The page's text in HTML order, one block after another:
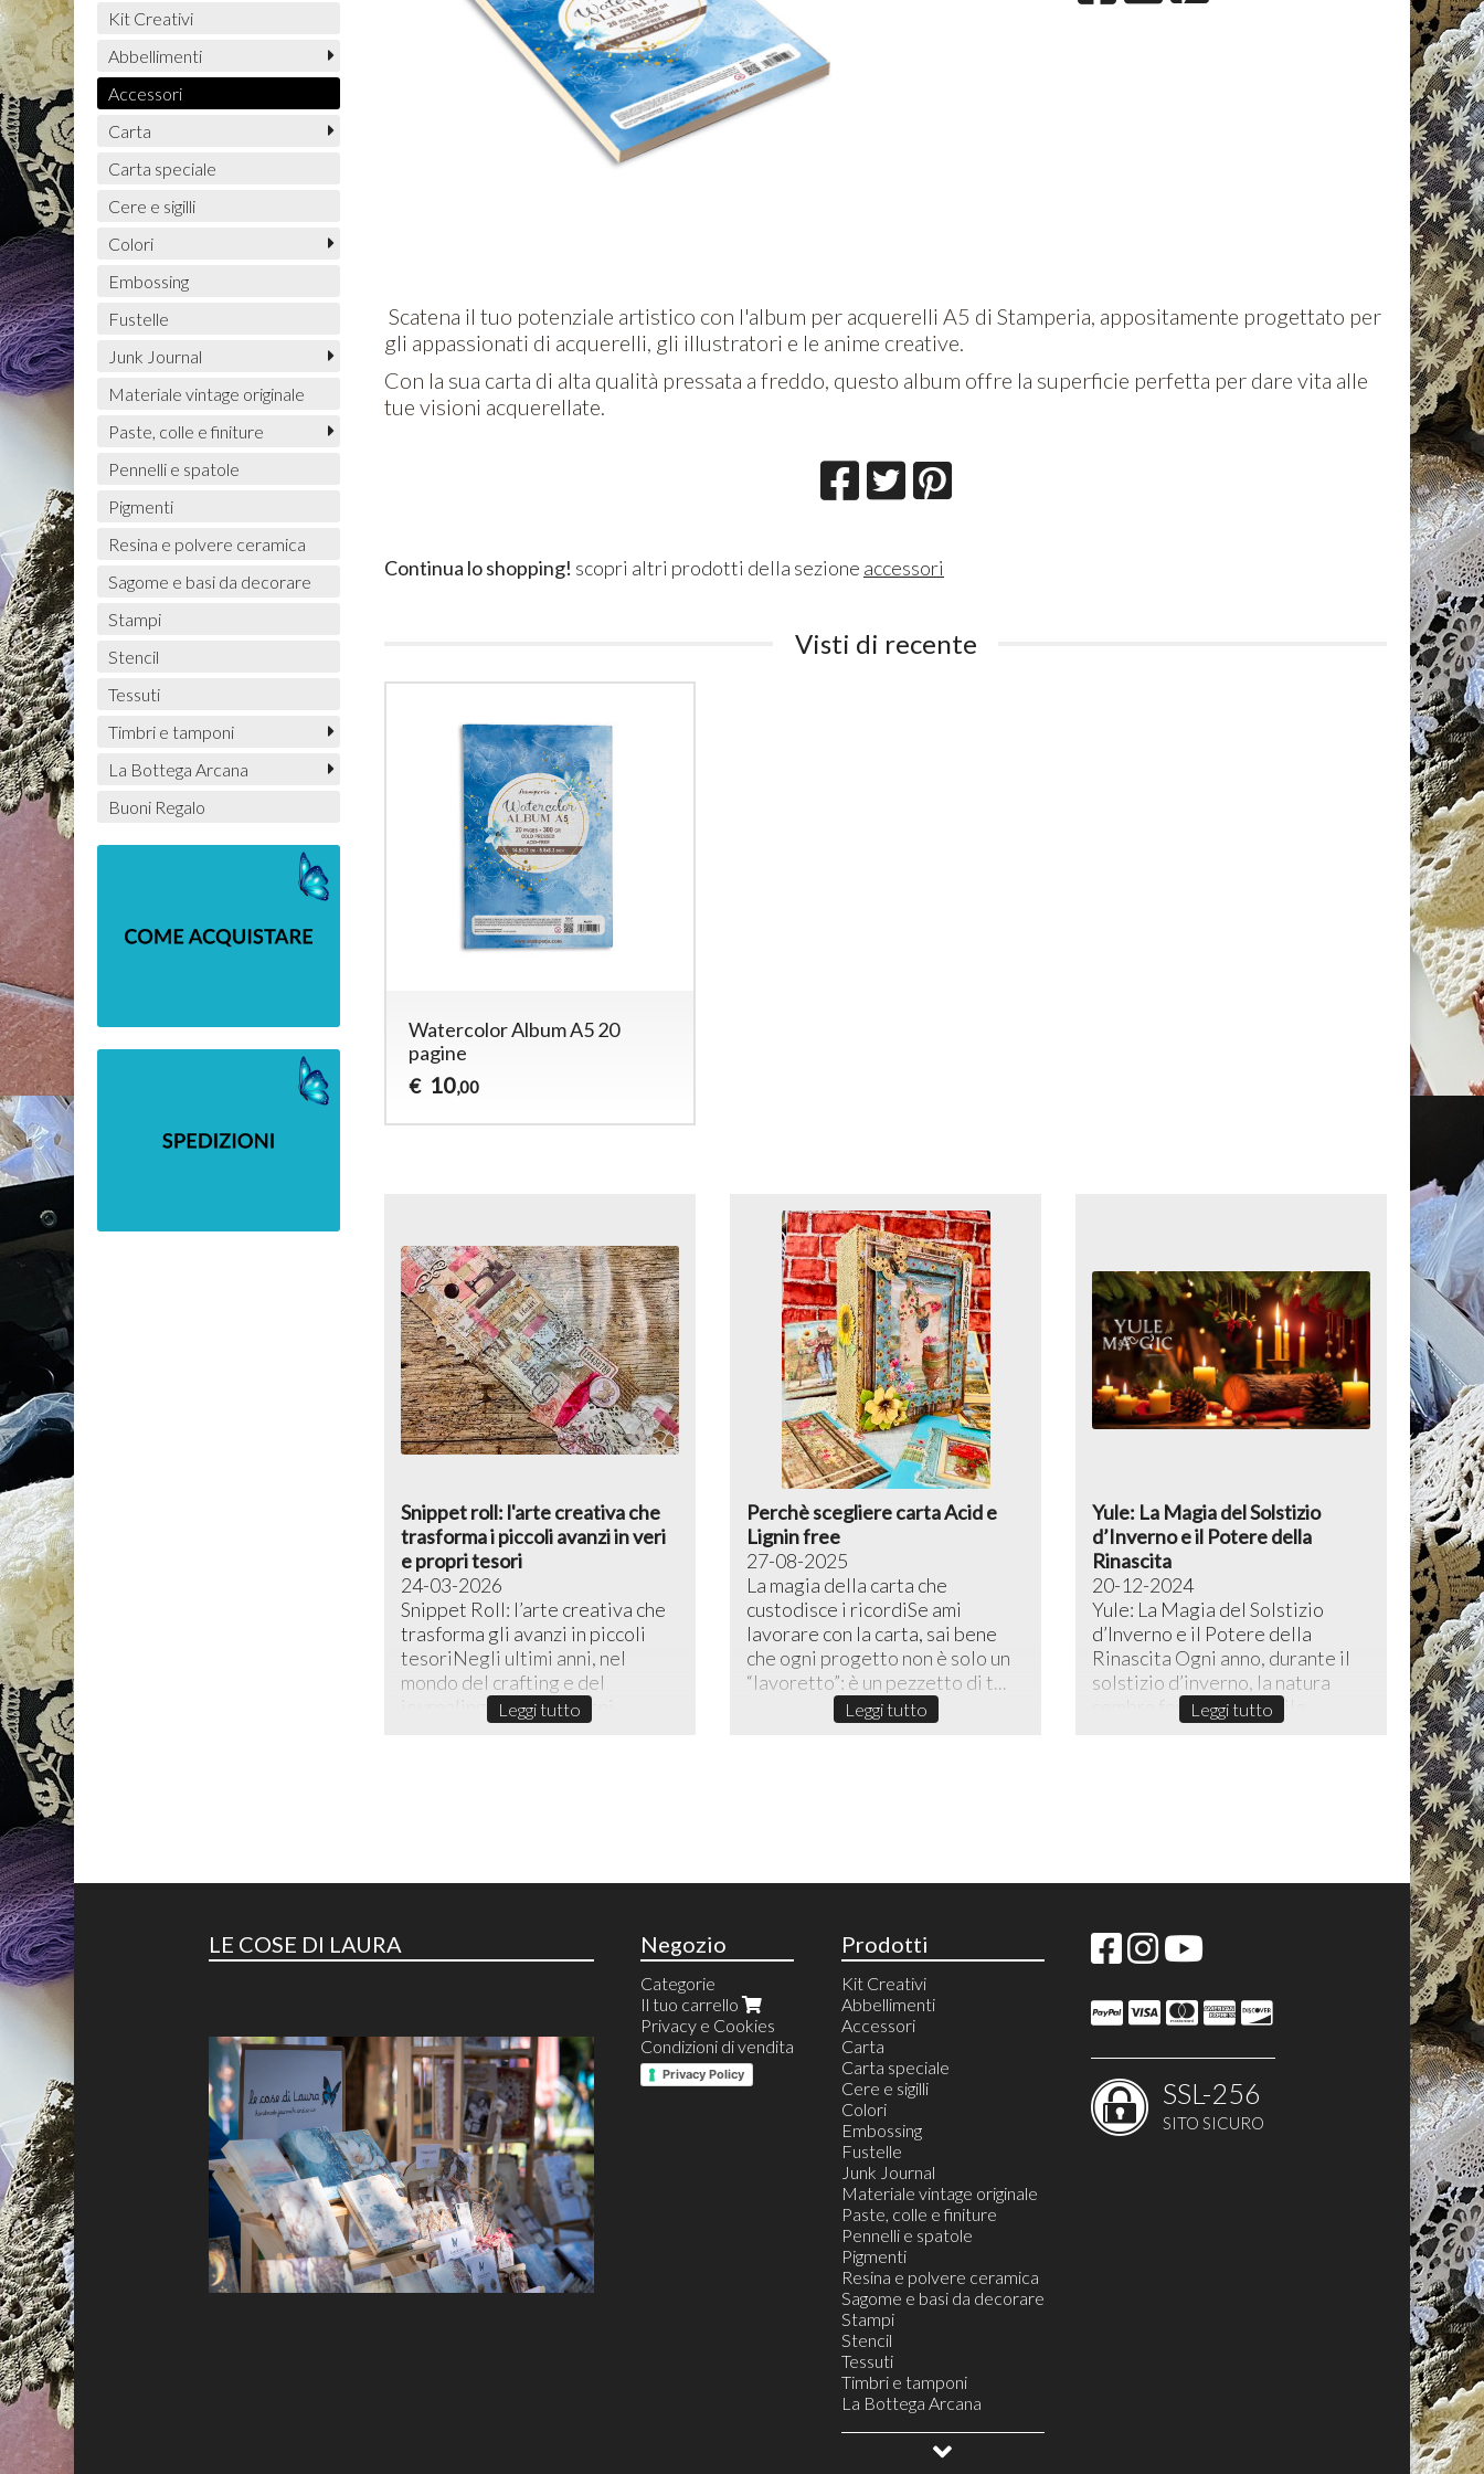
Scatena il tuo potenziale artistico con l'album per acquerelli A5 di Stamperia, appositamente progettato per
gli appassionati di acquerelli, gli illustratori e le anime creative.
Con la sua carta di alta qualità pressata a freddo, questo album offre la superficie perfetta per dare vita alle
tue visioni acquerellate.
Continua lo shopping! scopri altri prodotti della sezione accessori
Visti di recente
Watercolor Album A5 20
pagine
€ 10,00
Snippet roll: l'arte creativa che
trasforma i piccoli avanzi in veri
e propri tesori
24-03-2026
Snippet Roll: l’arte creativa che
trasforma gli avanzi in piccoli
tesoriNegli ultimi anni, nel
mondo del crafting e del
journaling creativo, lo sni...
Leggi tutto
Perchè scegliere carta Acid e
Lignin free
27-08-2025
La magia della carta che
custodisce i ricordiSe ami
lavorare con la carta, sai bene
che ogni progetto non è solo un
“lavoretto”: è un pezzetto di t...
Leggi tutto
Yule: La Magia del Solstizio
d’Inverno e il Potere della
Rinascita
20-12-2024
Yule: La Magia del Solstizio
d’Inverno e il Potere della
Rinascita ​Ogni anno, durante il
solstizio d’inverno, la natura
sembra fermarsi in un sile...
Leggi tutto
Kit Creativi
Abbellimenti
Accessori
Carta
Carta speciale
Cere e sigilli
Colori
Embossing
Fustelle
Junk Journal
Materiale vintage originale
Paste, colle e finiture
Pennelli e spatole
Pigmenti
Resina e polvere ceramica
Sagome e basi da decorare
Stampi
Stencil
Tessuti
Timbri e tamponi
La Bottega Arcana
Buoni Regalo
LE COSE DI LAURA Negozio
Categorie
Il tuo carrello
Privacy e Cookies
Condizioni di vendita
Privacy Policy
Prodotti
Kit Creativi
Abbellimenti
Accessori
Carta
Carta speciale
Cere e sigilli
Colori
Embossing
Fustelle
Junk Journal
Materiale vintage originale
Paste, colle e finiture
Pennelli e spatole
Pigmenti
Resina e polvere ceramica
Sagome e basi da decorare
Stampi
Stencil
Tessuti
Timbri e tamponi
La Bottega Arcana
SSL-256
SITO SICURO